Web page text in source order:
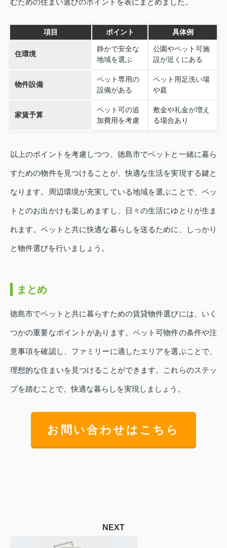
むための住まい選びのポイントを表にまとめました。
項目 ポイント 具体例
住環境
静かで安全な
地域を選ぶ
公園やペット可施
設が近くにある
物件設備
ペット専用の
設備がある
ペット用足洗い場
や庭
家賃予算
ペット可の追
加費用を考慮
敷金や礼金が増え
る場合あり
以上のポイントを考慮しつつ、徳島市でペットと一緒に暮ら
すための物件を見つけることが、快適な生活を実現する鍵と
なります。周辺環境が充実している地域を選ぶことで、ペッ
トとのお出かけも楽しめますし、日々の生活にゆとりが生ま
れます。ペットと共に快適な暮らしを送るために、しっかり
と物件選びを行いましょう。
まとめ
徳島市でペットと共に暮らすための賃貸物件選びには、いく
つかの重要なポイントがあります。ペット可物件の条件や注
意事項を確認し、ファミリーに適したエリアを選ぶことで、
理想的な住まいを見つけることができます。これらのステッ
プを踏むことで、快適な暮らしを実現しましょう。
お問い合わせはこちら
NEXT